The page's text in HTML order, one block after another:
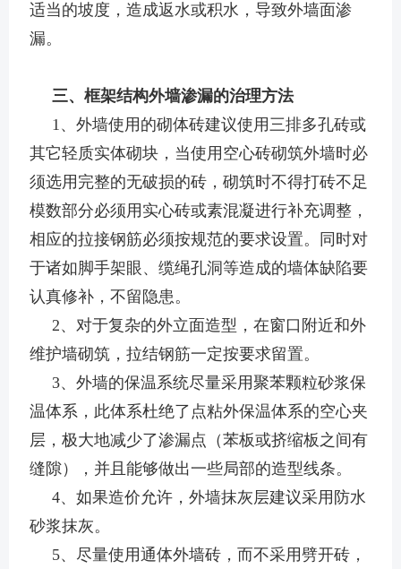
适当的坡度，造成返水或积水，导致外墙面渗
漏。
三、框架结构外墙渗漏的治理方法
1、外墙使用的砌体砖建议使用三排多孔砖或
其它轻质实体砌块，当使用空心砖砌筑外墙时必
须选用完整的无破损的砖，砌筑时不得打砖不足
模数部分必须用实心砖或素混凝进行补充调整，
相应的拉接钢筋必须按规范的要求设置。同时对
于诸如脚手架眼、缆绳孔洞等造成的墙体缺陷要
认真修补，不留隐患。
2、对于复杂的外立面造型，在窗口附近和外
维护墙砌筑，拉结钢筋一定按要求留置。
3、外墙的保温系统尽量采用聚苯颗粒砂浆保
温体系，此体系杜绝了点粘外保温体系的空心夹
层，极大地减少了渗漏点（苯板或挤缩板之间有
缝隙），并且能够做出一些局部的造型线条。
4、如果造价允许，外墙抹灰层建议采用防水
砂浆抹灰。
5、尽量使用通体外墙砖，而不采用劈开砖，